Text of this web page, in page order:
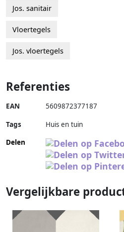
Jos. sanitair
Vloertegels
Jos. vloertegels
Referenties
EAN 5609872377187
Tags
Huis en tuin
Delen
Vergelijkbare